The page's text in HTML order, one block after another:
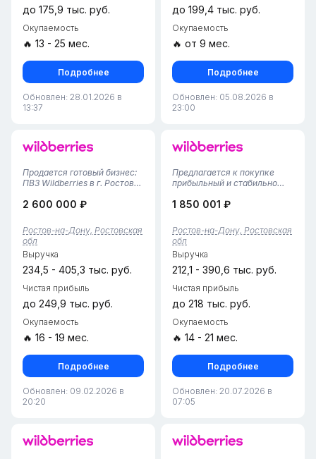
до 175,9 тыс. руб.
Окупаемость
🔥 13 - 25 мес.
Подробнее
Обновлен: 28.01.2026 в
13:37
до 199,4 тыс. руб.
Окупаемость
🔥 от 9 мес.
Подробнее
Обновлен: 05.08.2026 в
23:00
Продается готовый бизнес:
ПВЗ Wildberries в г. Ростов-
полностью готовый,
бизнес-объект — пункт
выдачи заказов
Wildberries.Площадь — 33
кв. м: уютная клиентск...
2 600 000 ₽
Ростов-на-Дону, Ростовская
обл
Выручка
234,5 - 405,3 тыс. руб.
Чистая прибыль
до 249,9 тыс. руб.
Окупаемость
🔥 16 - 19 мес.
Подробнее
Обновлен: 09.02.2026 в
20:20
Предлагается к покупке
прибыльный и стабильно
заказов Wildberries в
на-Дону.Финансовые
показатели:•
Среднемесячный оборот:
7&nbsp;845&nbsp;561,58&nbsp;...
1 850 001 ₽
Ростов-на-Дону, Ростовская
обл
Выручка
212,1 - 390,6 тыс. руб.
Чистая прибыль
до 218 тыс. руб.
Окупаемость
🔥 14 - 21 мес.
Подробнее
Обновлен: 20.07.2026 в
07:05